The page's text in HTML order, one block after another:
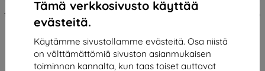
Tämä verkkosivusto käyttää
evästeitä.
Käytämme sivustollamme evästeitä. Osa niistä
on välttämättömiä sivuston asianmukaisen
toiminnan kannalta, kun taas toiset auttavat
3mk Silky Matt Pro Protective
film for Infinix Note 50 / Note 50
Pro
13,42 €
Varastossa > 5 kpl
3mk FlexibleGlass Hybrid glass
for Infinix Note 50 / Note 50 Pro
11,61 €
Varastossa > 5 kpl